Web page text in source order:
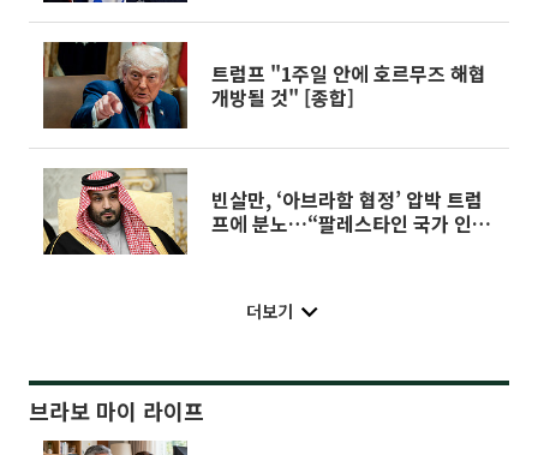
트럼프 "1주일 안에 호르무즈 해협
개방될 것" [종합]
빈살만, ‘아브라함 협정’ 압박 트럼
프에 분노…“팔레스타인 국가 인정
더보기
브라보 마이 라이프